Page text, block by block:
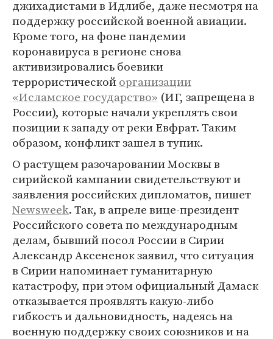
джихадистами в Идлибе, даже несмотря на
поддержку российской военной авиации.
Кроме того, на фоне пандемии
коронавируса в регионе снова
активизировались боевики
террористическойорганизации
«Исламское государство» (ИГ, запрещена в
России), которые начали укреплять свои
позиции к западу от реки Евфрат. Таким
образом, конфликт зашел в тупик.
О растущем разочаровании Москвы в
сирийской кампании свидетельствуют и
заявления российских дипломатов, пишет
Newsweek. Так, в апреле вице-президент
Российского совета по международным
делам, бывший посол России в Сирии
Александр Аксененок заявил, что ситуация
в Сирии напоминает гуманитарную
катастрофу, при этом официальный Дамаск
отказывается проявлять какую-либо
гибкость и дальновидность, надеясь на
военную поддержку своих союзников и на